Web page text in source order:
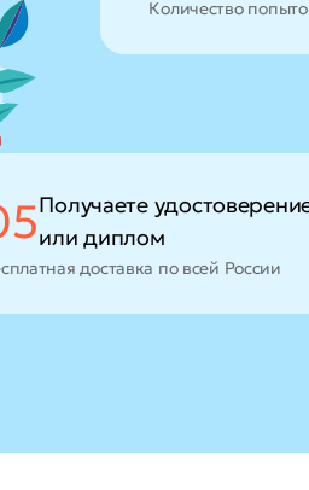
Количество
Получаете
или диплом
доставка по всей России